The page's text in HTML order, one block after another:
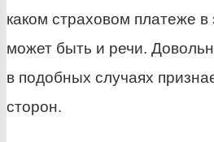
каком страховом платеже в
может быть и речи.
в подобных случаях
сторон.